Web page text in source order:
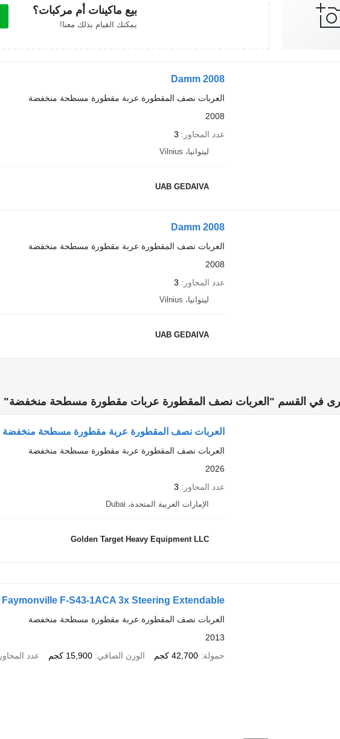
بيع ماكينات أم مركبات؟
يمكنك القيام بذلك معنا!
Damm 2008
العربات نصف المقطورة عربة مقطورة مسطحة منخفضة
2008
عدد المحاور
3
ليتوانيا، Vilnius
UAB GEDAIVA
Damm 2008
العربات نصف المقطورة عربة مقطورة مسطحة منخفضة
2008
عدد المحاور
3
ليتوانيا، Vilnius
UAB GEDAIVA
في القسم "العربات نصف المقطورة عربات مقطورة مسطحة منخفضة"
العربات نصف المقطورة عربة مقطورة مسطحة منخفضة
العربات نصف المقطورة عربة مقطورة مسطحة منخفضة
2026
عدد المحاور
3
الإمارات العربية المتحدة، Dubai
Golden Target Heavy Equipment LLC
Faymonville F-S43-1ACA 3x Steering Extendable
العربات نصف المقطورة عربة مقطورة مسطحة منخفضة
2013
حمولة 42,700 كجم الوزن الصافي 15,900 كجم عدد المحاور